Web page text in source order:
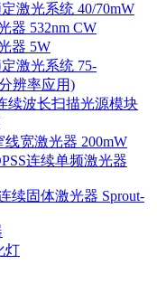
激光系统 40/70mW
器 532nm CW
器 5W
激光系统 75-
辨率应用)
续波长扫描光源模块
线宽激光器 200mW
连续单频激光器
续固体激光器 Sprout-
灯